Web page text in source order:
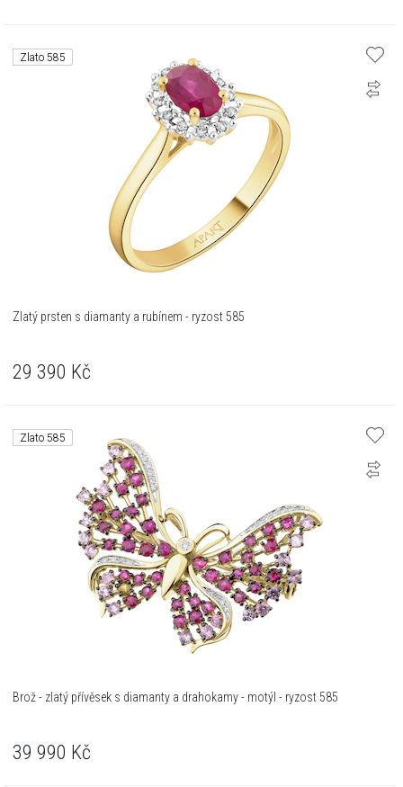
Zlato 585
Zlatý prsten s diamanty a rubínem - ryzost 585
29 390 Kč
Zlato 585
Brož - zlatý přívěsek s diamanty a drahokamy - motýl - ryzost 585
39 990 Kč